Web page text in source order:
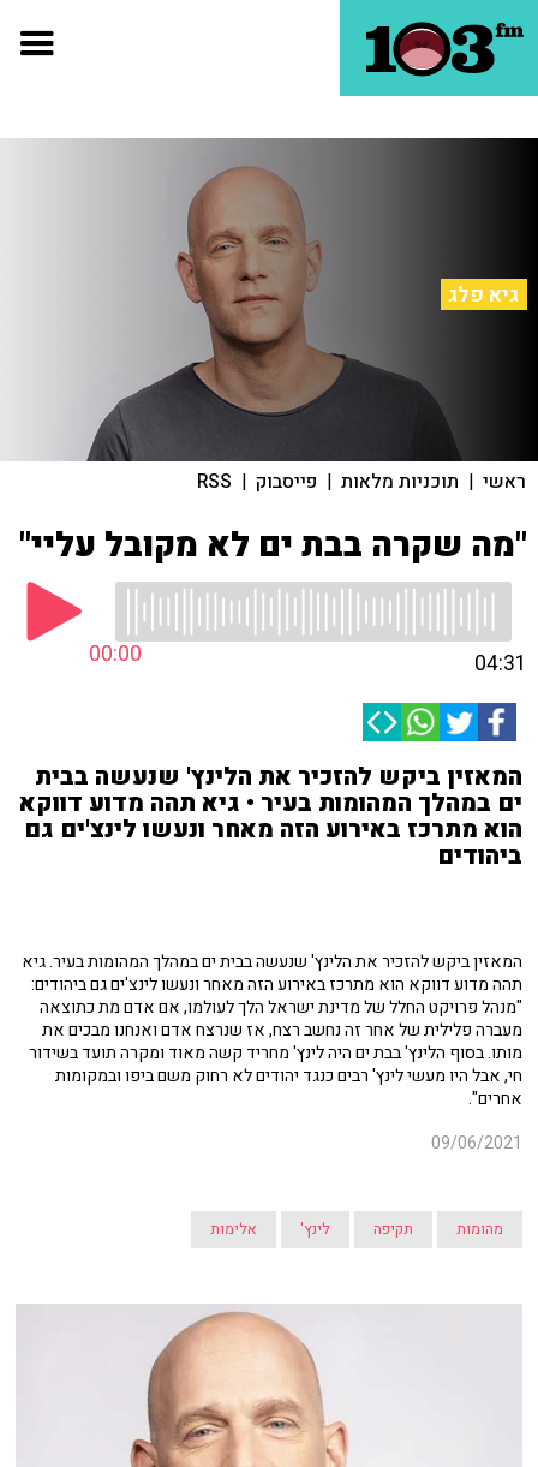
גיא פלג
ראשי | תוכניות מלאות | פייסבוק |
RSS
"מה שקרה בבת ים לא מקובל עליי"
00:00 04:31
המאזין ביקש להזכיר את הלינץ' שנעשה בבית
ים במהלך המהומות בעיר • גיא תהה מדוע דווקא
הוא מתרכז באירוע הזה מאחר ונעשו לינצ'ים גם
ביהודים
המאזין ביקש להזכיר את הלינץ' שנעשה בבית ים במהלך המהומות בעיר. גיא
תהה מדוע דווקא הוא מתרכז באירוע הזה מאחר ונעשו לינצ'ים גם ביהודים:
"מנהל פרויקט החלל של מדינת ישראל הלך לעולמו, אם אדם מת כתוצאה
מעברה פלילית של אחר זה נחשב רצח, אז שנרצח אדם ואנחנו מבכים את
מותו. בסוף הלינץ' בבת ים היה לינץ' מחריד קשה מאוד ומקרה תועד בשידור
חי, אבל היו מעשי לינץ' רבים כנגד יהודים לא רחוק משם ביפו ובמקומות
אחרים".
09/06/2021
מהומות תקיפה לינץ' אלימות